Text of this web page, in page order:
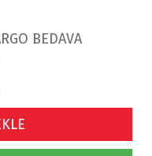
BEDAVA